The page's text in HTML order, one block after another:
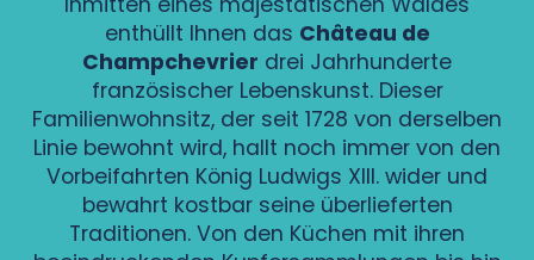
enthüllt Ihnen das Château de
Champchevrier drei Jahrhunderte
französischer Lebenskunst. Dieser
Familienwohnsitz, der seit 1728 von derselben
Linie bewohnt wird, hallt noch immer von den
Vorbeifahrten König Ludwigs XIII. wider und
bewahrt kostbar seine überlieferten
Traditionen. Von den Küchen mit ihren